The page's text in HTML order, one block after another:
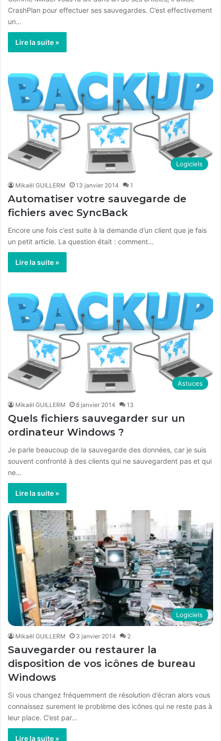
CrashPlan pour effectuer ses sauvegardes. C’est effectivement
un…
Lire la suite »
Logiciels
Mikaël GUILLERM 13 janvier 2014 1
Automatiser votre sauvegarde de
fichiers avec SyncBack
Encore une fois c’est suite à la demande d’un client que je fais
un petit article. La question était : comment…
Lire la suite »
Astuces
Mikaël GUILLERM 8 janvier 2014 13
Quels fichiers sauvegarder sur un
ordinateur Windows ?
Je parle beaucoup de la sauvegarde des données, car je suis
souvent confronté à des clients qui ne sauvegardent pas et qui
ne…
Lire la suite »
Logiciels
Mikaël GUILLERM 3 janvier 2014 2
Sauvegarder ou restaurer la
disposition de vos icônes de bureau
Windows
Si vous changez fréquemment de résolution d’écran alors vous
connaissez surement le problème des icônes qui ne reste pas à
leur place. C’est par…
Lire la suite »